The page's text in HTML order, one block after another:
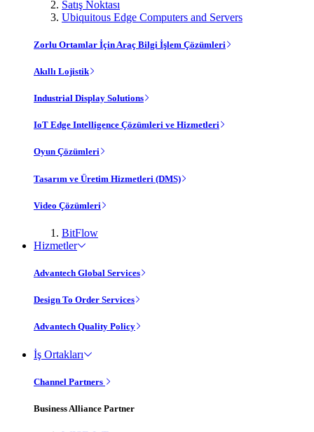
Satış Noktası
Ubiquitous Edge Computers and Servers
Zorlu Ortamlar İçin Araç Bilgi İşlem Çözümleri
Akıllı Lojistik
Industrial Display Solutions
IoT Edge Intelligence Çözümleri ve Hizmetleri
Oyun Çözümleri
Tasarım ve Üretim Hizmetleri (DMS)
Video Çözümleri
BitFlow
Hizmetler
Advantech Global Services
Design To Order Services
Advantech Quality Policy
İş Ortakları
Channel Partners
Business Alliance Partner